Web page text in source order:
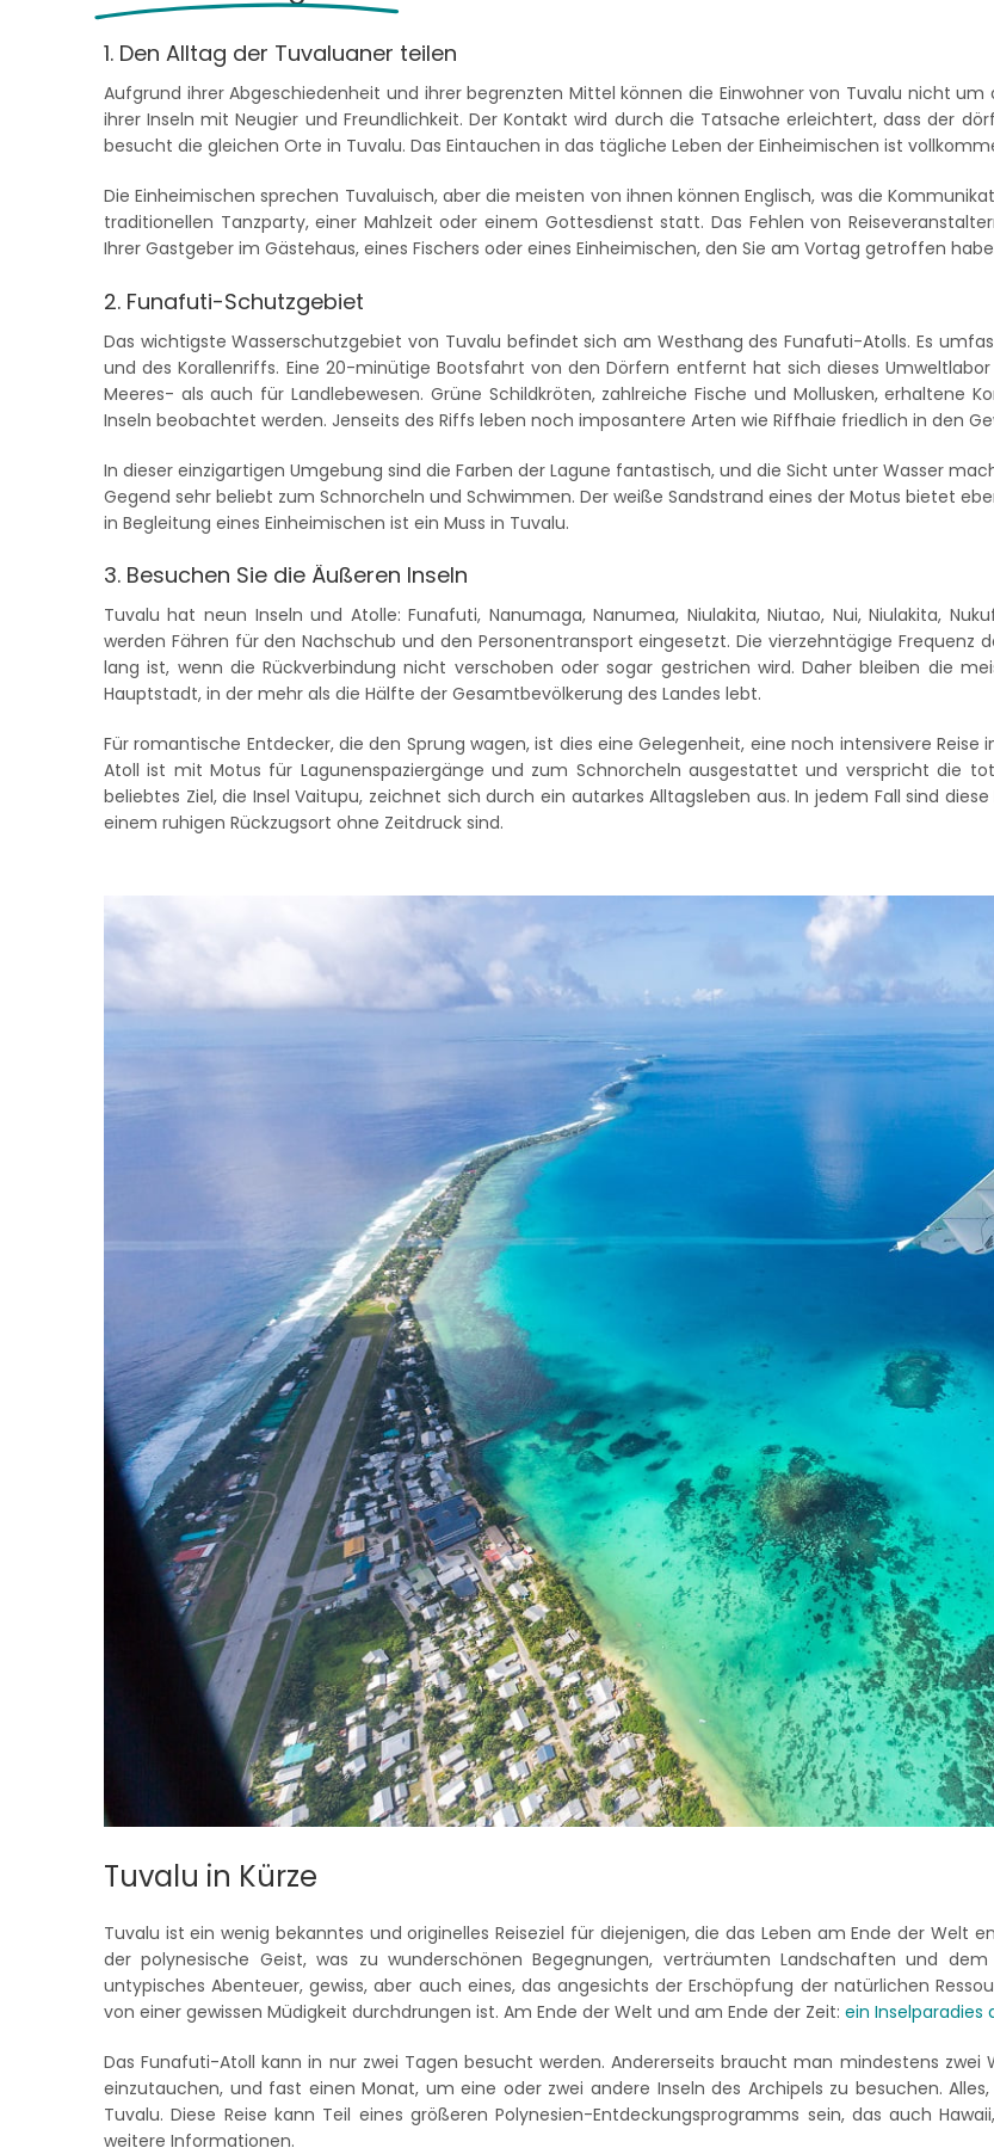
1. Den Alltag der Tuvaluaner teilen
Aufgrund ihrer Abgeschiedenheit und ihrer begrenzten Mittel können die Einwohner von Tuvalu nicht
ihrer Inseln mit Neugier und Freundlichkeit. Der Kontakt wird durch die Tatsache erleichtert, dass der
besucht die gleichen Orte in Tuvalu. Das Eintauchen in das tägliche Leben der Einheimischen ist
Die Einheimischen sprechen Tuvaluisch, aber die meisten von ihnen können Englisch, was die
traditionellen Tanzparty, einer Mahlzeit oder einem Gottesdienst statt. Das Fehlen von
Ihrer Gastgeber im Gästehaus, eines Fischers oder eines Einheimischen, den Sie am Vortag getroffen
2. Funafuti-Schutzgebiet
Das wichtigste Wasserschutzgebiet von Tuvalu befindet sich am Westhang des Funafuti-Atolls. Es
und des Korallenriffs. Eine 20-minütige Bootsfahrt von den Dörfern entfernt hat sich dieses
Meeres- als auch für Landlebewesen. Grüne Schildkröten, zahlreiche Fische und Mollusken, erhaltene
Inseln beobachtet werden. Jenseits des Riffs leben noch imposantere Arten wie Riffhaie friedlich in den
In dieser einzigartigen Umgebung sind die Farben der Lagune fantastisch, und die Sicht unter Wasser
Gegend sehr beliebt zum Schnorcheln und Schwimmen. Der weiße Sandstrand eines der Motus bietet
in Begleitung eines Einheimischen ist ein Muss in Tuvalu.
3. Besuchen Sie die Äußeren Inseln
Tuvalu hat neun Inseln und Atolle: Funafuti, Nanumaga, Nanumea, Niulakita, Niutao, Nui, Niulakita,
werden Fähren für den Nachschub und den Personentransport eingesetzt. Die vierzehntägige Frequenz
lang ist, wenn die Rückverbindung nicht verschoben oder sogar gestrichen wird. Daher bleiben die
Hauptstadt, in der mehr als die Hälfte der Gesamtbevölkerung des Landes lebt.
Für romantische Entdecker, die den Sprung wagen, ist dies eine Gelegenheit, eine noch intensivere
Atoll ist mit Motus für Lagunenspaziergänge und zum Schnorcheln ausgestattet und verspricht die
beliebtes Ziel, die Insel Vaitupu, zeichnet sich durch ein autarkes Alltagsleben aus. In jedem Fall sind
einem ruhigen Rückzugsort ohne Zeitdruck sind.
Tuvalu in Kürze
Tuvalu ist ein wenig bekanntes und originelles Reiseziel für diejenigen, die das Leben am Ende der Welt
der polynesische Geist, was zu wunderschönen Begegnungen, verträumten Landschaften und
untypisches Abenteuer, gewiss, aber auch eines, das angesichts der Erschöpfung der natürlichen
von einer gewissen Müdigkeit durchdrungen ist. Am Ende der Welt und am Ende der Zeit: ein Inselparadies
Das Funafuti-Atoll kann in nur zwei Tagen besucht werden. Andererseits braucht man mindestens
einzutauchen, und fast einen Monat, um eine oder zwei andere Inseln des Archipels zu besuchen.
Tuvalu. Diese Reise kann Teil eines größeren Polynesien-Entdeckungsprogramms sein, das auch
weitere Informationen.